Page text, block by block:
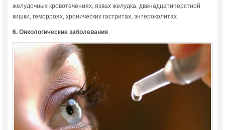
желудочных кровотечениях, язвах желудка, двенадцатиперстной
кишки, геморроях, хронических гастритах, энтероколитах
6. Онкологические заболевания